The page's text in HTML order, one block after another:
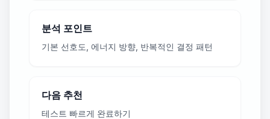
분석 포인트
기본 선호도, 에너지 방향, 반복적인 결정 패턴
다음 추천
테스트 빠르게 완료하기